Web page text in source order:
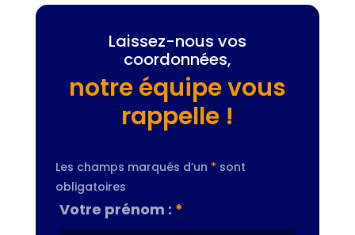
Laissez-nous vos
coordonnées,
notre équipe vous
rappelle !
Les champs marqués d’un * sont
obligatoires
Votre prénom : *